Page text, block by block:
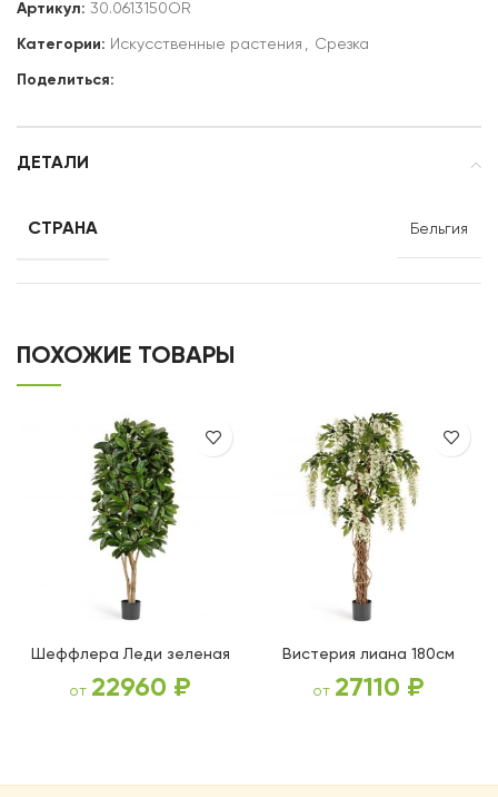
Артикул: 30.0613150OR
Категории: Искусственные растения , Срезка
Поделиться:
ДЕТАЛИ
СТРАНА Бельгия
ПОХОЖИЕ ТОВАРЫ
Шеффлера Леди зеленая
от 22960 ₽
Вистерия лиана 180см
от 27110 ₽